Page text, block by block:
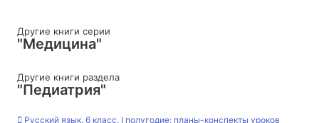
Другие книги серии
"Медицина"
Другие книги раздела
"Педиатрия"
Русский язык. 6 класс. I полугодие: планы-конспекты уроков